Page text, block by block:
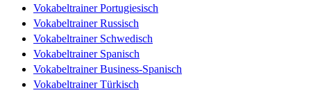
Vokabeltrainer Portugiesisch
Vokabeltrainer Russisch
Vokabeltrainer Schwedisch
Vokabeltrainer Spanisch
Vokabeltrainer Business-Spanisch
Vokabeltrainer Türkisch